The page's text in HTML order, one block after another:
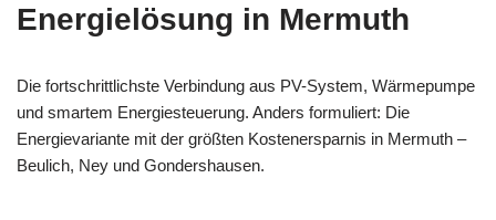
Energielösung in Mermuth
Die fortschrittlichste Verbindung aus PV-System, Wärmepumpe
und smartem Energiesteuerung. Anders formuliert: Die
Energievariante mit der größten Kostenersparnis in Mermuth –
Beulich, Ney und Gondershausen.